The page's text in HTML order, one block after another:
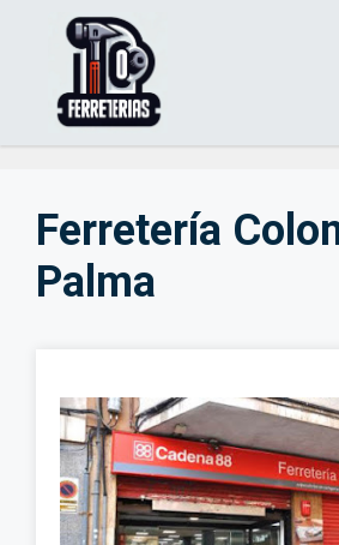
Ferretería
Palma